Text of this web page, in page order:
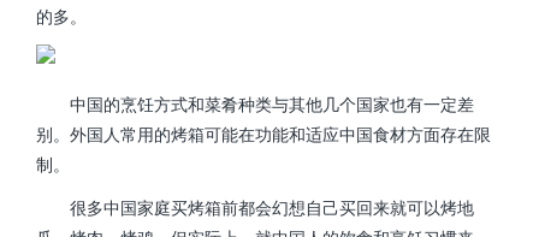
的多。
中国的烹饪方式和菜肴种类与其他几个国家也有一定差
别。外国人常用的烤箱可能在功能和适应中国食材方面存在限
制。
很多中国家庭买烤箱前都会幻想自己买回来就可以烤地